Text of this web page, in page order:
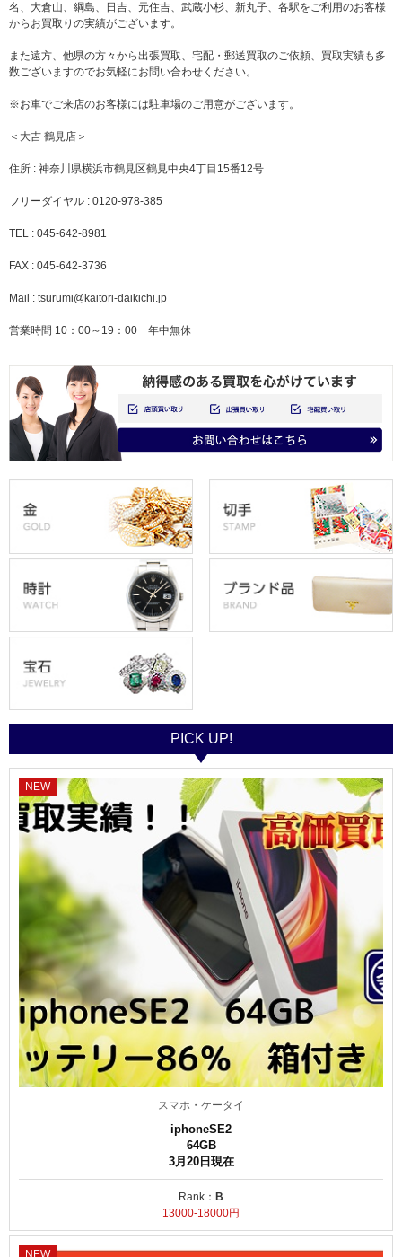
名、大倉山、綱島、日吉、元住吉、武蔵小杉、新丸子、各駅をご利用のお客様
からお買取りの実績がございます。
また遠方、他県の方々から出張買取、宅配・郵送買取のご依頼、買取実績も多
数ございますのでお気軽にお問い合わせください。
※お車でご来店のお客様には駐車場のご用意がございます。
＜大吉 鶴見店＞
住所 : 神奈川県横浜市鶴見区鶴見中央4丁目15番12号
フリーダイヤル : 0120-978-385
TEL : 045-642-8981
FAX : 045-642-3736
Mail : tsurumi@kaitori-daikichi.jp
営業時間 10：00～19：00 年中無休
PICK UP!
NEW
スマホ・ケータイ
iphoneSE2
64GB
3月20日現在
Rank： B
13000-18000円
NEW